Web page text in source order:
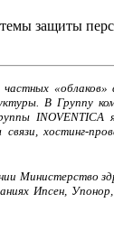
защиты
«облаков»
В Группу
хостинг-
Министерство
Ипсен,